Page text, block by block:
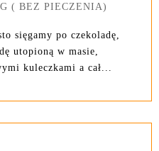
( BEZ PIECZENIA)
sięgamy po czekoladę,
utopioną w masie,
kuleczkami a cał...